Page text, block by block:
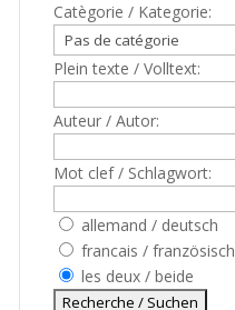
Catègorie / Kategorie:
Plein texte / Volltext:
Auteur / Autor:
Mot clef / Schlagwort:
allemand / deutsch
francais / französisch
les deux / beide